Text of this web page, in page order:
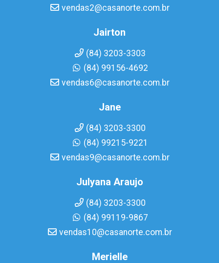
vendas2@casanorte.com.br
Jairton
(84) 3203-3303
(84) 99156-4692
vendas6@casanorte.com.br
Jane
(84) 3203-3300
(84) 99215-9221
vendas9@casanorte.com.br
Julyana Araujo
(84) 3203-3300
(84) 99119-9867
vendas10@casanorte.com.br
Merielle